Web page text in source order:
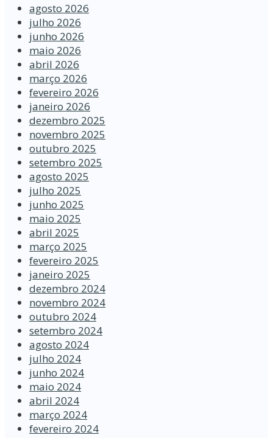
agosto 2026
julho 2026
junho 2026
maio 2026
abril 2026
março 2026
fevereiro 2026
janeiro 2026
dezembro 2025
novembro 2025
outubro 2025
setembro 2025
agosto 2025
julho 2025
junho 2025
maio 2025
abril 2025
março 2025
fevereiro 2025
janeiro 2025
dezembro 2024
novembro 2024
outubro 2024
setembro 2024
agosto 2024
julho 2024
junho 2024
maio 2024
abril 2024
março 2024
fevereiro 2024